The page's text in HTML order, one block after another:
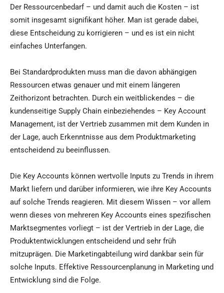
Der Ressourcenbedarf – und damit auch die Kosten – ist
somit insgesamt signifikant höher. Man ist gerade dabei,
diese Entscheidung zu korrigieren – und es ist ein nicht
einfaches Unterfangen.
Bei Standardprodukten muss man die davon abhängigen
Ressourcen etwas genauer und mit einem längeren
Zeithorizont betrachten. Durch ein weitblickendes – die
kundenseitige Supply Chain einbeziehendes – Key Account
Management, ist der Vertrieb zusammen mit dem Kunden in
der Lage, auch Erkenntnisse aus dem Produktmarketing
entscheidend zu beeinflussen.
Die Key Accounts können wertvolle Inputs zu Trends in ihrem
Markt liefern und darüber informieren, wie ihre Key Accounts
auf solche Trends reagieren. Mit diesem Wissen – vor allem
wenn dieses von mehreren Key Accounts eines spezifischen
Marktsegmentes vorliegt – ist der Vertrieb in der Lage, die
Produktentwicklungen entscheidend und sehr früh
mitzuprägen. Die Marketingabteilung wird dankbar sein für
solche Inputs. Effektive Ressourcenplanung in Marketing und
Entwicklung sind die Folge.